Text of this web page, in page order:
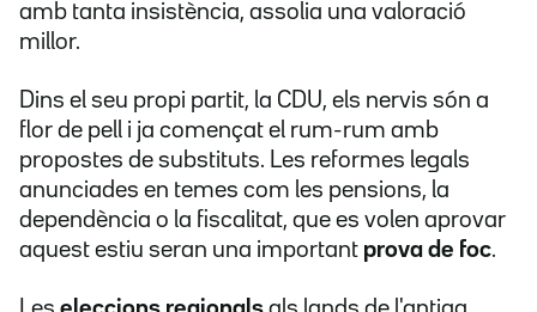
amb tanta insistència, assolia una valoració
millor.
Dins el seu propi partit, la CDU, els nervis són a
flor de pell i ja començat el rum-rum amb
propostes de substituts. Les reformes legals
anunciades en temes com les pensions, la
dependència o la fiscalitat, que es volen aprovar
aquest estiu seran una important prova de foc.